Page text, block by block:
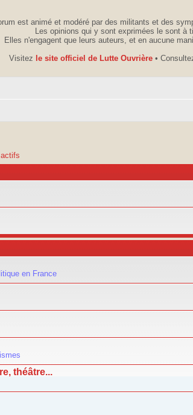
est animé et modéré par des militants et des
Les opinions qui y sont exprimées le sont à
Elles n'engagent que leurs auteurs, et en aucune
Visitez le site officiel de Lutte Ouvrière •
en France
théâtre...